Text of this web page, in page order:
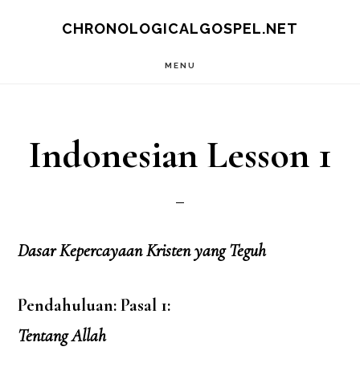
CHRONOLOGICALGOSPEL.NET
MENU
Indonesian Lesson 1
Dasar Kepercayaan Kristen yang Teguh
Pendahuluan: Pasal 1:
Tentang Allah